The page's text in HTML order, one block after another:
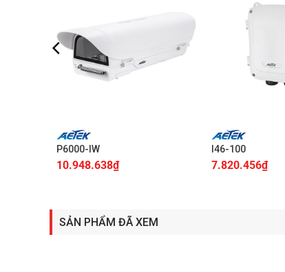
P6000-IW
10.948.638₫
I46-100
7.820.456₫
SẢN PHẨM ĐÃ XEM